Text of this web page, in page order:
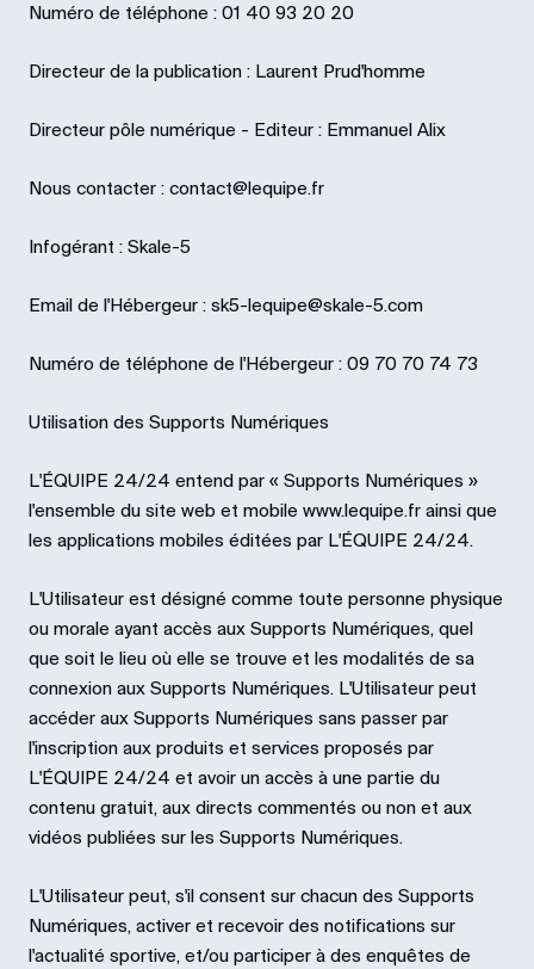
Numéro de téléphone : 01 40 93 20 20
Directeur de la publication : Laurent Prud'homme
Directeur pôle numérique - Editeur : Emmanuel Alix
Nous contacter : contact@lequipe.fr
Infogérant : Skale-5
Email de l'Hébergeur : sk5-lequipe@skale-5.com
Numéro de téléphone de l'Hébergeur : 09 70 70 74 73
Utilisation des Supports Numériques
L'ÉQUIPE 24/24 entend par « Supports Numériques »
l'ensemble du site web et mobile www.lequipe.fr ainsi que
les applications mobiles éditées par L'ÉQUIPE 24/24.
L'Utilisateur est désigné comme toute personne physique
ou morale ayant accès aux Supports Numériques, quel
que soit le lieu où elle se trouve et les modalités de sa
connexion aux Supports Numériques. L'Utilisateur peut
accéder aux Supports Numériques sans passer par
l'inscription aux produits et services proposés par
L'ÉQUIPE 24/24 et avoir un accès à une partie du
contenu gratuit, aux directs commentés ou non et aux
vidéos publiées sur les Supports Numériques.
L'Utilisateur peut, s'il consent sur chacun des Supports
Numériques, activer et recevoir des notifications sur
l'actualité sportive, et/ou participer à des enquêtes de